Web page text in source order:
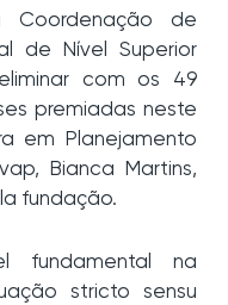
de
de Nível Superior
com os 49
premiadas neste
em Planejamento
Bianca Martins,
fundação.
fundamental na
stricto sensu